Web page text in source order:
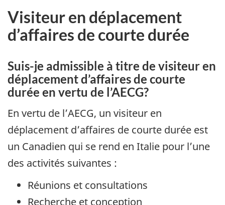
Visiteur en déplacement
d’affaires de courte durée
Suis-je admissible à titre de visiteur en
déplacement d’affaires de courte
durée en vertu de l’AECG?
En vertu de l’AECG, un visiteur en
déplacement d’affaires de courte durée est
un Canadien qui se rend en Italie pour l’une
des activités suivantes :
Réunions et consultations
Recherche et conception